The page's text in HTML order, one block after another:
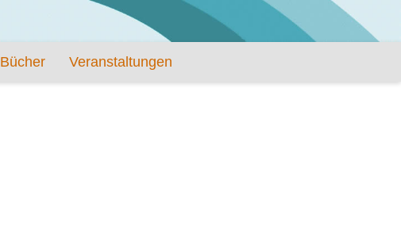
Bücher Veranstaltungen